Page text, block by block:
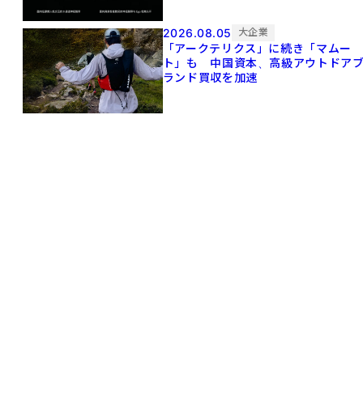
2026.08.05 大企業
「アークテリクス」に続き「マムー
ト」も 中国資本、高級アウトドア
ランド買収を加速